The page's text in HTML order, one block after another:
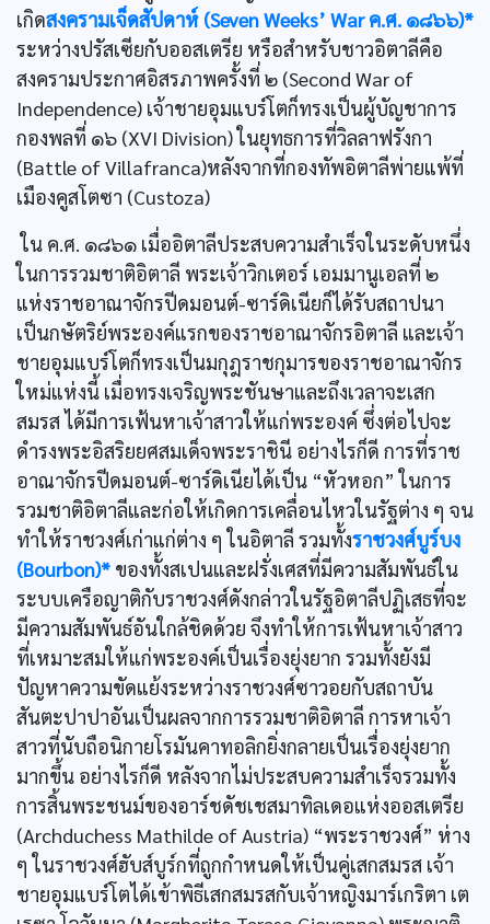
เกิดสงครามเจ็ดสัปดาห์ (Seven Weeks’ War ค.ศ. ๑๘๖๖)*
ระหว่างปรัสเซียกับออสเตรีย หรือสำหรับชาวอิตาลีคือ
สงครามประกาศอิสรภาพครั้งที่ ๒ (Second War of
Independence) เจ้าชายอุมแบร์โตก็ทรงเป็นผู้บัญชาการ
กองพลที่ ๑๖ (XVI Division) ในยุทธการที่วิลลาฟรังกา
(Battle of Villafranca)หลังจากที่กองทัพอิตาลีพ่ายแพ้ที่
เมืองคูสโตซา (Custoza)
ใน ค.ศ. ๑๘๖๑ เมื่ออิตาลีประสบความสำเร็จในระดับหนึ่ง
ในการรวมชาติอิตาลี พระเจ้าวิกเตอร์ เอมมานูเอลที่ ๒
แห่งราชอาณาจักรปีดมอนต์-ซาร์ดิเนียก็ได้รับสถาปนา
เป็นกษัตริย์พระองค์แรกของราชอาณาจักรอิตาลี และเจ้า
ชายอุมแบร์โตก็ทรงเป็นมกุฎราชกุมารของราชอาณาจักร
ใหม่แห่งนี้ เมื่อทรงเจริญพระชันษาและถึงเวลาจะเสก
สมรส ได้มีการเฟ้นหาเจ้าสาวให้แก่พระองค์ ซึ่งต่อไปจะ
ดำรงพระอิสริยยศสมเด็จพระราชินี อย่างไรก็ดี การที่ราช
อาณาจักรปีดมอนต์-ซาร์ดิเนียได้เป็น “หัวหอก” ในการ
รวมชาติอิตาลีและก่อให้เกิดการเคลื่อนไหวในรัฐต่าง ๆ จน
ทำให้ราชวงศ์เก่าแก่ต่าง ๆ ในอิตาลี รวมทั้งราชวงศ์บูร์บง
(Bourbon)* ของทั้งสเปนและฝรั่งเศสที่มีความสัมพันธ์ใน
ระบบเครือญาติกับราชวงศ์ดังกล่าวในรัฐอิตาลีปฏิเสธที่จะ
มีความสัมพันธ์อันใกล้ชิดด้วย จึงทำให้การเฟ้นหาเจ้าสาว
ที่เหมาะสมให้แก่พระองค์เป็นเรื่องยุ่งยาก รวมทั้งยังมี
ปัญหาความขัดแย้งระหว่างราชวงศ์ซาวอยกับสถาบัน
สันตะปาปาอันเป็นผลจากการรวมชาติอิตาลี การหาเจ้า
สาวที่นับถือนิกายโรมันคาทอลิกยิ่งกลายเป็นเรื่องยุ่งยาก
มากขึ้น อย่างไรก็ดี หลังจากไม่ประสบความสำเร็จรวมทั้ง
การสิ้นพระชนม์ของอาร์ชดัชเชสมาทิลเดอแห่งออสเตรีย
(Archduchess Mathilde of Austria) “พระราชวงศ์” ห่าง
ๆ ในราชวงศ์ฮับส์บูร์กที่ถูกกำหนดให้เป็นคู่เสกสมรส เจ้า
ชายอุมแบร์โตได้เข้าพิธีเสกสมรสกับเจ้าหญิงมาร์เกริตา เต